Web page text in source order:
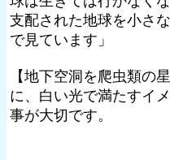
支配された地球を小さ
で見ています」
【地下空洞を爬虫類の
に、白い光で満たすイ
事が大切です。